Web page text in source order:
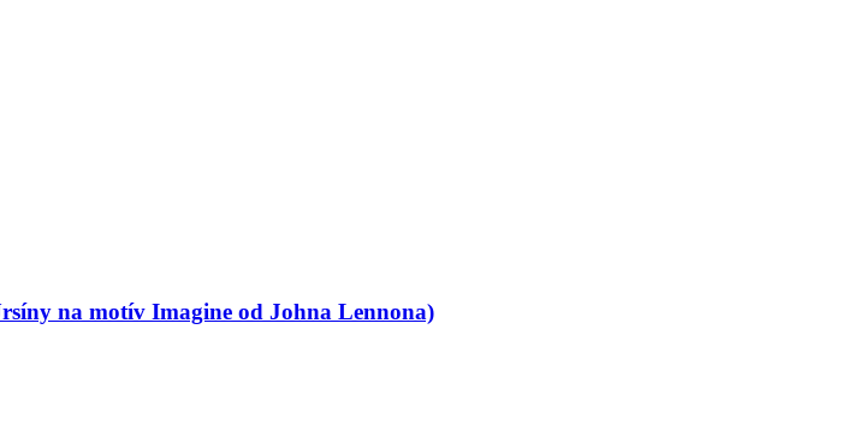
na motív Imagine od Johna Lennona)